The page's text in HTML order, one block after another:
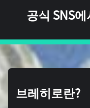
공식 SNS
브레히로란?